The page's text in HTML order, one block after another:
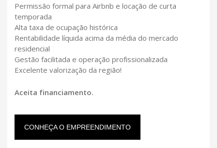
Permissão formal para Airbnb e locação de curta
temporada
Alta taxa de ocupação histórica
Rentabilidade líquida acima da média do mercado
residencial
Gestão facilitada e operação profissionalizada
Excelente valorização da região!
Aceita financiamento.
CONHEÇA O EMPREENDIMENTO